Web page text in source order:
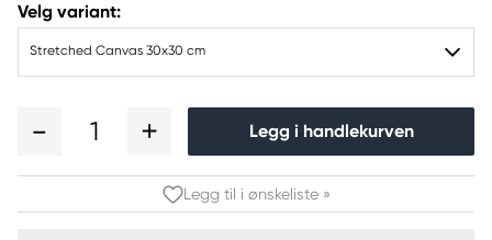
Velg variant:
Stretched Canvas 30x30 cm
1 Legg i handlekurven
Legg til i ønskeliste »